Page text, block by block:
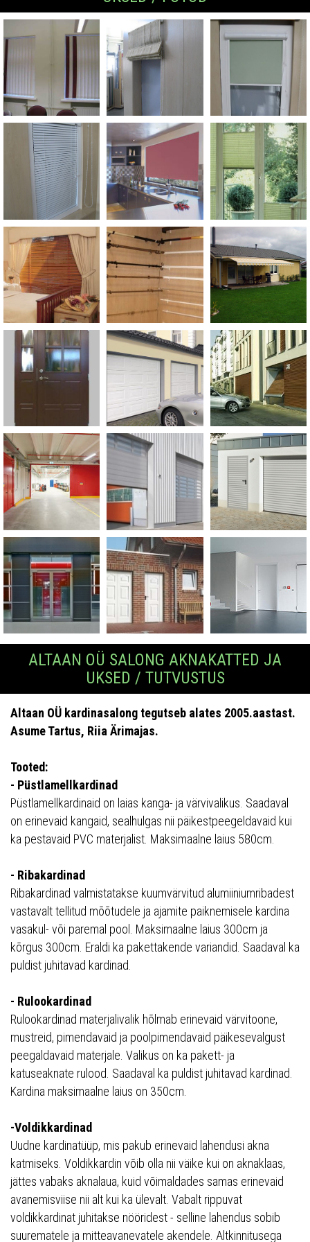
ALTAAN OÜ SALONG AKNAKATTED JA
UKSED / TUTVUSTUS
Altaan OÜ kardinasalong tegutseb alates 2005.aastast.
Asume Tartus, Riia Ärimajas.
Tooted:
- Püstlamellkardinad
Püstlamellkardinaid on laias kanga- ja värvivalikus. Saadaval
on erinevaid kangaid, sealhulgas nii päikestpeegeldavaid kui
ka pestavaid PVC materjalist. Maksimaalne laius 580cm.
- Ribakardinad
Ribakardinad valmistatakse kuumvärvitud alumiiniumribadest
vastavalt tellitud mõõtudele ja ajamite paiknemisele kardina
vasakul- või paremal pool. Maksimaalne laius 300cm ja
kõrgus 300cm. Eraldi ka pakettakende variandid. Saadaval ka
puldist juhitavad kardinad.
- Rulookardinad
Rulookardinad materjalivalik hõlmab erinevaid värvitoone,
mustreid, pimendavaid ja poolpimendavaid päikesevalgust
peegaldavaid materjale. Valikus on ka pakett- ja
katuseaknate rulood. Saadaval ka puldist juhitavad kardinad.
Kardina maksimaalne laius on 350cm.
-Voldikkardinad
Uudne kardinatüüp, mis pakub erinevaid lahendusi akna
katmiseks. Voldikkardin võib olla nii väike kui on aknaklaas,
jättes vabaks aknalaua, kuid võimaldades samas erinevaid
avanemisviise nii alt kui ka ülevalt. Vabalt rippuvat
voldikkardinat juhitakse nööridest - selline lahendus sobib
suurematele ja mitteavanevatele akendele. Altkinnitusega